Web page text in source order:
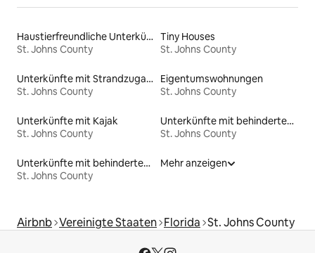
Haustierfreundliche Unterkünfte
St. Johns County
Tiny Houses
St. Johns County
Unterkünfte mit Strandzugang
St. Johns County
Eigentumswohnungen
St. Johns County
Unterkünfte mit Kajak
St. Johns County
Unterkünfte mit behindertengerechtem WC
St. Johns County
Unterkünfte mit behindertengerechtem Bett
St. Johns County
Mehr anzeigen
Airbnb Vereinigte Staaten Florida St. Johns County